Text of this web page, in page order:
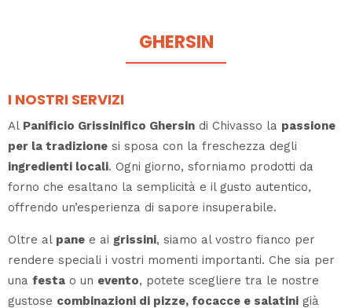
GHERSIN
I NOSTRI SERVIZI
Al Panificio Grissinifico Ghersin di Chivasso la passione
per la tradizione si sposa con la freschezza degli
ingredienti locali. Ogni giorno, sforniamo prodotti da
forno che esaltano la semplicità e il gusto autentico,
offrendo un’esperienza di sapore insuperabile.
Oltre al pane e ai grissini, siamo al vostro fianco per
rendere speciali i vostri momenti importanti. Che sia per
una festa o un evento, potete scegliere tra le nostre
gustose combinazioni di pizze, focacce e salatini già